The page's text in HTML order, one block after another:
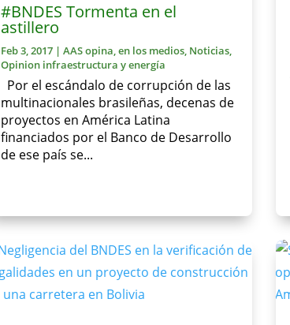
#BNDES Tormenta en el
astillero
Feb 3, 2017| AAS opina,en los medios, Noticias,
Opinion infraestructura y energía
Por el escándalo de corrupción de las
multinacionales brasileñas, decenas de
proyectos en América Latina
financiados por el Banco de Desarrollo
de ese país se...